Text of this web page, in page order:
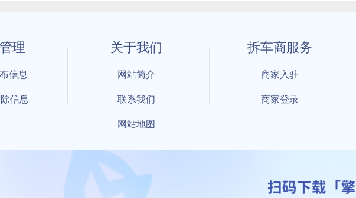
理
信息
信息
关于我们
网站简介
联系我们
网站地图
拆车商服务
商家入驻
商家登录
© 2021 By 擎天拆车-买卖拆车件，擎天拆车好省快 All Rights Reserved
工信部备案号：鲁ICP备18021004号-17 公安部备案号： 鲁公网安备